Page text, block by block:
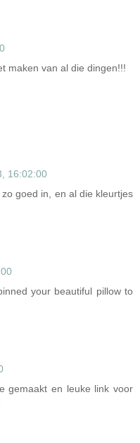
maken van al die dingen!!!
16:02:00
goed in, en al die kleurtjes
your beautiful pillow to
gemaakt en leuke link voor